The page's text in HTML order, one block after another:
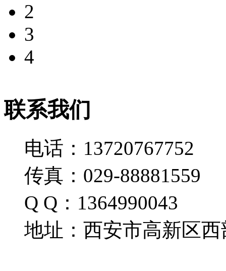
2
3
4
联系我们
电话：13720767752
传真：029-88881559
Q Q：1364990043
地址：西安市高新区西